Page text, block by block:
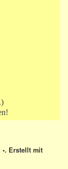
•. Erstellt mit
external)